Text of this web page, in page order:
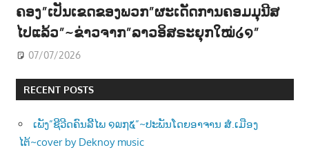
ຄອງ”ເປັນເຂດຂອງພວກ”ຜະເດັດການຄອມມຸນີສ
ໄປແລ້ວ”~ຂ່າວຈາກ”ລາວອິສຣະຍຸກໃໝ່໒໑”
07/07/2026
RECENT POSTS
ເພັງ”ຊີວີດຄົນລີ້ໄພ ໑໙໗໕”~ປະພັນໂດຍອາຈານ ສໍ.ເມືອງ
ໄຕ້~cover by Deknoy music